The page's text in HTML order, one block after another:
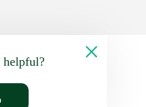
helpful?